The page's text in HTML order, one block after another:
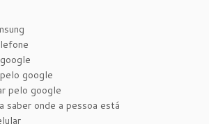
google
pelo google
saber onde a pessoa está